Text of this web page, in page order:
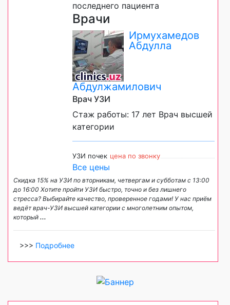
последнего пациента
Врачи
Ирмухамедов
Абдулла
Абдулжамилович
Врач УЗИ
Стаж работы: 17 лет Врач высшей
категории
УЗИ почек цена по звонку
Все цены
Скидка 15% на УЗИ по вторникам, четвергам и субботам с 13:00
до 16:00 Хотите пройти УЗИ быстро, точно и без лишнего
стресса? Выбирайте качество, проверенное годами! У нас приём
ведёт врач-УЗИ высшей категории с многолетним опытом,
который ...
>>> Подробнее